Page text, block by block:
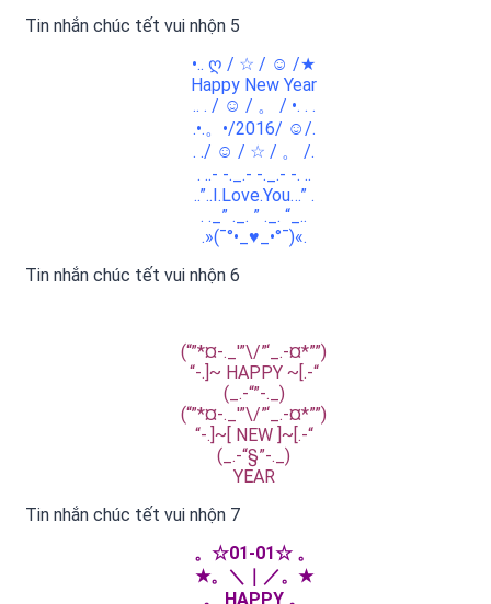
Tin nhắn chúc tết vui nhộn 5
•.. ღ / ☆ / ☺ /★
Happy New Year
.. . / ☺ / 。 / •. . .
.•.。•/2016/ ☺/.
. ./ ☺ / ☆ / 。 /.
. ..- -._.- -._.- -. ..
..”..I.Love.You…” .
. ._” ._. ” ._. “_..
.»(¯°•_♥_•°¯)«.​
Tin nhắn chúc tết vui nhộn 6
(“”*¤-._'”\/”‘_.-¤*””)
“-.]~ HAPPY ~[.-“
(_.-“”-._)
(“”*¤-._'”\/”‘_.-¤*””)
“-.]~[ NEW ]~[.-“
(_.-“§”-._)
YEAR​
Tin nhắn chúc tết vui nhộn 7
。☆01-01☆ 。
★。＼｜／。★
。 HAPPY 。